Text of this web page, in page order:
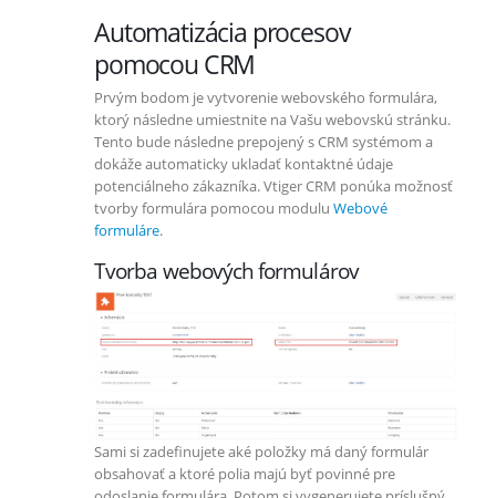
Automatizácia procesov
pomocou CRM
Prvým bodom je vytvorenie webovského formulára,
ktorý následne umiestnite na Vašu webovskú stránku.
Tento bude následne prepojený s CRM systémom a
dokáže automaticky ukladať kontaktné údaje
potenciálneho zákazníka. Vtiger CRM ponúka možnosť
tvorby formulára pomocou modulu Webové
formuláre.
Tvorba webových formulárov
Sami si zadefinujete aké položky má daný formulár
obsahovať a ktoré polia majú byť povinné pre